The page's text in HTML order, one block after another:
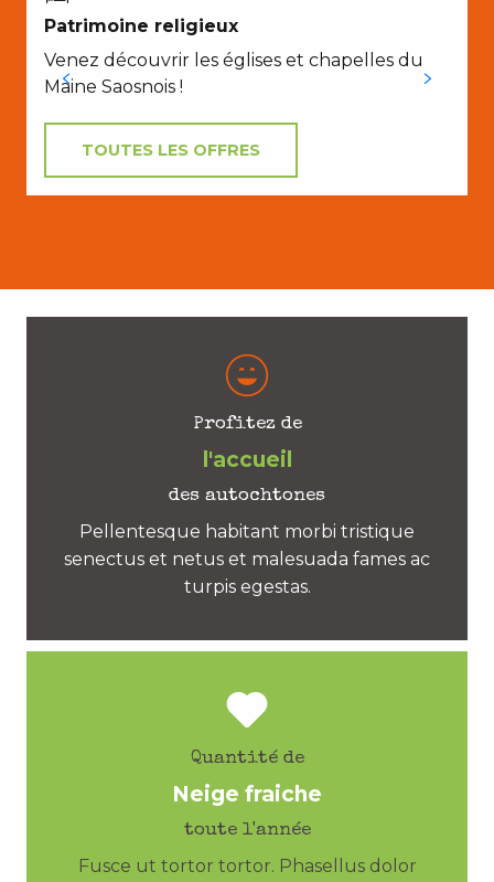
Patrimoine religieux
Venez découvrir les églises et chapelles du
Maine Saosnois !
TOUTES LES OFFRES
Profitez de
l'accueil
des autochtones
Pellentesque habitant morbi tristique
senectus et netus et malesuada fames ac
turpis egestas.
Quantité de
Neige fraiche
toute l'année
Fusce ut tortor tortor. Phasellus dolor